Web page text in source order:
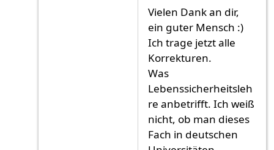
Vielen Dank an dir,
ein guter Mensch :)
Ich trage jetzt alle
Korrekturen.
Was
Lebenssicherheitsleh
re anbetrifft. Ich weiß
nicht, ob man dieses
Fach in deutschen